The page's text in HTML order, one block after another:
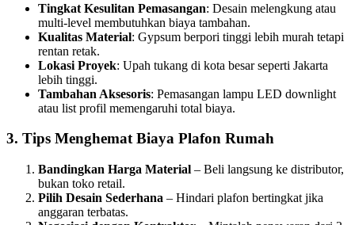
Tingkat Kesulitan Pemasangan: Desain melengkung atau
multi-level membutuhkan biaya tambahan.
Kualitas Material: Gypsum berpori tinggi lebih murah tetapi
rentan retak.
Lokasi Proyek: Upah tukang di kota besar seperti Jakarta
lebih tinggi.
Tambahan Aksesoris: Pemasangan lampu LED downlight
atau list profil memengaruhi total biaya.
3. Tips Menghemat Biaya Plafon Rumah
Bandingkan Harga Material – Beli langsung ke distributor,
bukan toko retail.
Pilih Desain Sederhana – Hindari plafon bertingkat jika
anggaran terbatas.